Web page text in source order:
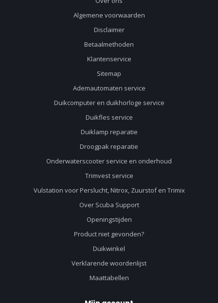
Algemene voorwaarden
Disclaimer
Betaalmethoden
Klantenservice
Sitemap
Ademautomaten service
Duikcomputer en duikhorloge service
Duikfles service
Duiklamp reparatie
Droogpak reparatie
Onderwaterscooter service en onderhoud
Trimvest service
Vulstation voor Perslucht, Nitrox, Zuurstof en Trimix
Over Scuba Support
Openingstijden
Product niet gevonden?
Duikwinkel
Verklarende woordenlijst
Maattabellen